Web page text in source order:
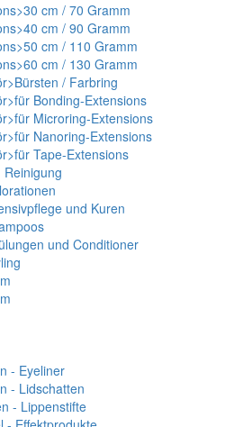
cm / 70 Gramm
cm / 90 Gramm
cm / 110 Gramm
cm / 130 Gramm
/ Farbring
Bonding-Extensions
Microring-Extensions
Nanoring-Extensions
Tape-Extensions
und Kuren
und Conditioner
- Eyeliner
- Lidschatten
- Lippenstifte